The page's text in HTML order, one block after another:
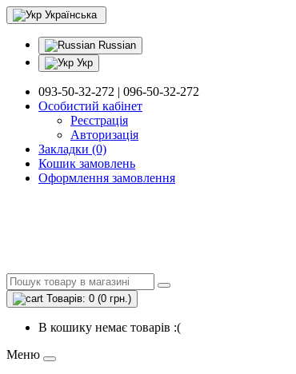
Українська
Russian
Укр
093-50-32-272 | 096-50-32-272
Особистий кабінет
Реєстрація
Авторизація
Закладки (0)
Кошик замовлень
Оформлення замовлення
Товарів: 0 (0 грн.)
В кошику немає товарів :(
Меню